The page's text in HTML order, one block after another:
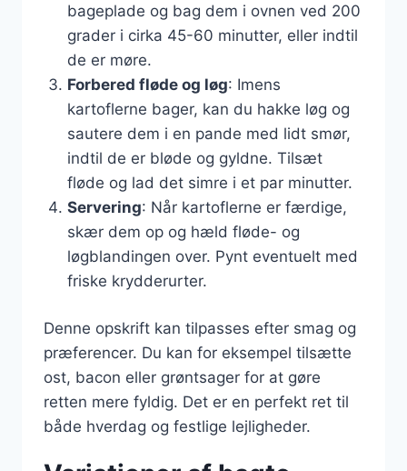
bageplade og bag dem i ovnen ved 200
grader i cirka 45-60 minutter, eller indtil
de er møre.
Forbered fløde og løg: Imens
kartoflerne bager, kan du hakke løg og
sautere dem i en pande med lidt smør,
indtil de er bløde og gyldne. Tilsæt
fløde og lad det simre i et par minutter.
Servering: Når kartoflerne er færdige,
skær dem op og hæld fløde- og
løgblandingen over. Pynt eventuelt med
friske krydderurter.
Denne opskrift kan tilpasses efter smag og
præferencer. Du kan for eksempel tilsætte
ost, bacon eller grøntsager for at gøre
retten mere fyldig. Det er en perfekt ret til
både hverdag og festlige lejligheder.